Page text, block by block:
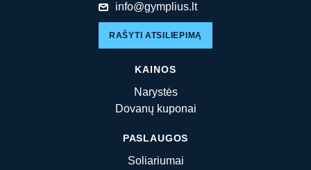
info@gymplius.lt
RAŠYTI ATSILIEPIMĄ
KAINOS
Narystės
Dovanų kuponai
PASLAUGOS
Soliariumai